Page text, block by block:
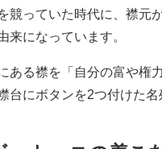
競っていた時代に、襟元
来になっています。
ある襟を「自分の富や権
台にボタンを2つ付けた